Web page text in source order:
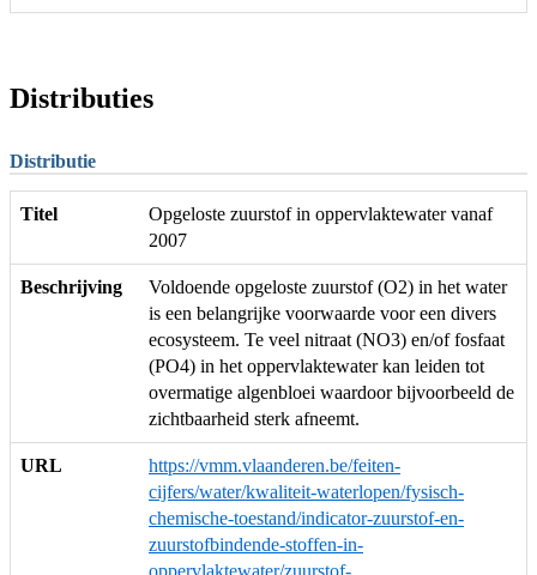
Distributies
Distributie
Titel
Opgeloste zuurstof in oppervlaktewater vanaf
2007
Beschrijving
Voldoende opgeloste zuurstof (O2) in het water
is een belangrijke voorwaarde voor een divers
ecosysteem. Te veel nitraat (NO3) en/of fosfaat
(PO4) in het oppervlaktewater kan leiden tot
overmatige algenbloei waardoor bijvoorbeeld de
zichtbaarheid sterk afneemt.
URL
https://vmm.vlaanderen.be/feiten-
cijfers/water/kwaliteit-waterlopen/fysisch-
chemische-toestand/indicator-zuurstof-en-
zuurstofbindende-stoffen-in-
oppervlaktewater/zuurstof-